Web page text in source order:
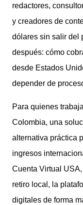
redactores,
y creadores de
dólares sin salir del
después: cómo
desde Estados
depender de
Para quienes
Colombia, una
alternativa práctica
ingresos
Cuenta Virtual
retiro local, la
digitales de forma